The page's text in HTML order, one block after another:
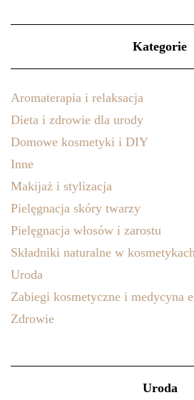
Kategorie
Aromaterapia i relaksacja
Dieta i zdrowie dla urody
Domowe kosmetyki i DIY
Inne
Makijaż i stylizacja
Pielęgnacja skóry twarzy
Pielęgnacja włosów i zarostu
Składniki naturalne w kosmetykach
Uroda
Zabiegi kosmetyczne i medycyna
Zdrowie
Uroda